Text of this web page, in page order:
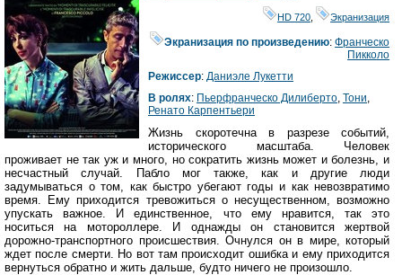
HD 720 Экранизация
Экранизация по произведению:Франческо
Пикколо
Режиссер: Даниэле Лукетти
В ролях: Пьерфранческо Дилиберто Тони
Ренато Карпентьери
Жизнь скоротечна в разрезе событий,
исторического масштаба. Человек
проживает не так уж и много, но сократить жизнь может и болезнь, и
несчастный случай. Пабло мог также, как и другие люди
задумываться о том, как быстро убегают годы и как невозвратимо
время. Ему приходится тревожиться о несущественном, возможно
упускать важное. И единственное, что ему нравится, так это
носиться на мотороллере. И однажды он становится жертвой
дорожно-транспортного происшествия. Очнулся он в мире, который
ждет после смерти. Но вот там происходит ошибка и ему приходится
вернуться обратно и жить дальше, будто ничего не произошло.